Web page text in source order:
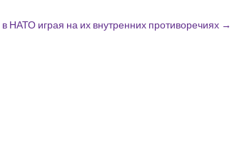
НАТО играя на их внутренних противоречиях →